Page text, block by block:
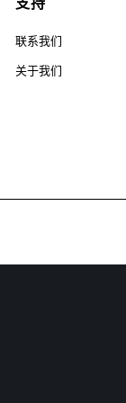
联系我们
关于我们